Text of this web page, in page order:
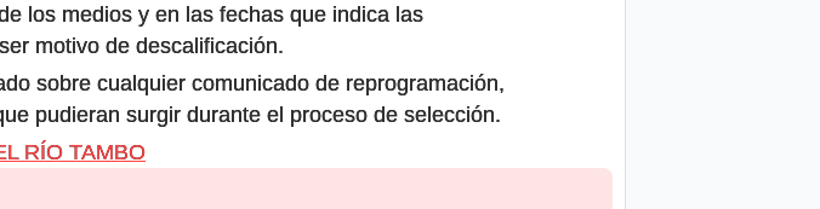
los medios y en las fechas que indica las
motivo de descalificación.
sobre cualquier comunicado de reprogramación,
pudieran surgir durante el proceso de selección.
RÍO TAMBO